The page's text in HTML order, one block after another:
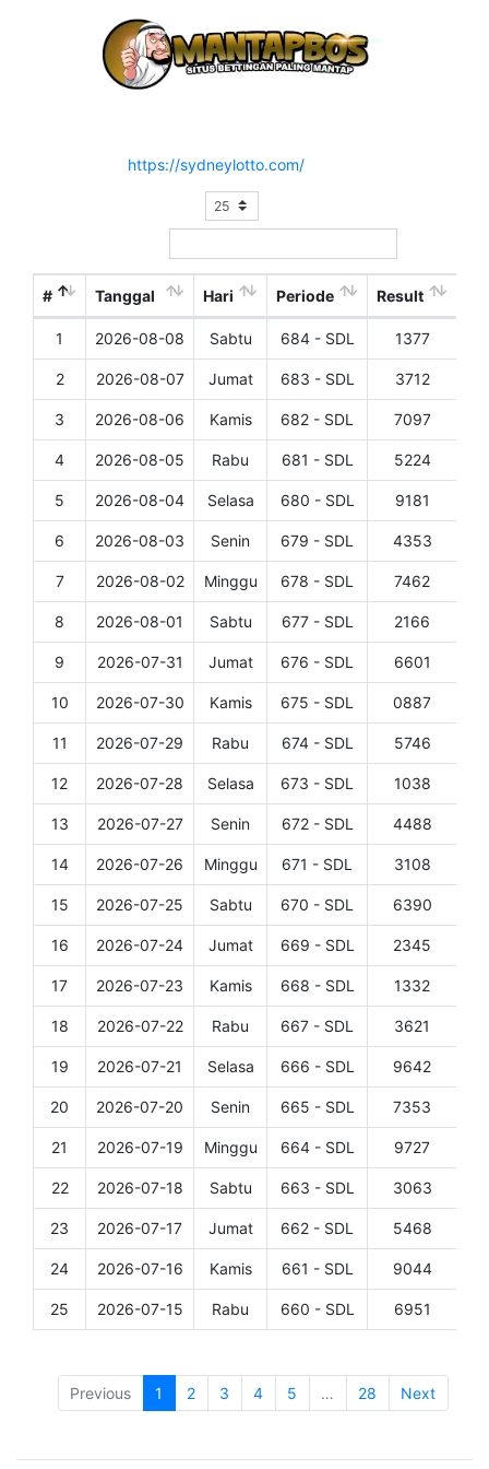
https://sydneylotto.com/
# Tanggal Hari Periode Result
1 2026-08-08 Sabtu 684 - SDL 1377
2 2026-08-07 Jumat 683 - SDL 3712
3 2026-08-06 Kamis 682 - SDL 7097
4 2026-08-05 Rabu 681 - SDL 5224
5 2026-08-04 Selasa 680 - SDL 9181
6 2026-08-03 Senin 679 - SDL 4353
7 2026-08-02 Minggu 678 - SDL 7462
8 2026-08-01 Sabtu 677 - SDL 2166
9 2026-07-31 Jumat 676 - SDL 6601
10 2026-07-30 Kamis 675 - SDL 0887
11 2026-07-29 Rabu 674 - SDL 5746
12 2026-07-28 Selasa 673 - SDL 1038
13 2026-07-27 Senin 672 - SDL 4488
14 2026-07-26 Minggu 671 - SDL 3108
15 2026-07-25 Sabtu 670 - SDL 6390
16 2026-07-24 Jumat 669 - SDL 2345
17 2026-07-23 Kamis 668 - SDL 1332
18 2026-07-22 Rabu 667 - SDL 3621
19 2026-07-21 Selasa 666 - SDL 9642
20 2026-07-20 Senin 665 - SDL 7353
21 2026-07-19 Minggu 664 - SDL 9727
22 2026-07-18 Sabtu 663 - SDL 3063
23 2026-07-17 Jumat 662 - SDL 5468
24 2026-07-16 Kamis 661 - SDL 9044
25 2026-07-15 Rabu 660 - SDL 6951
Previous
1 2 3 4 5 … 28 Next